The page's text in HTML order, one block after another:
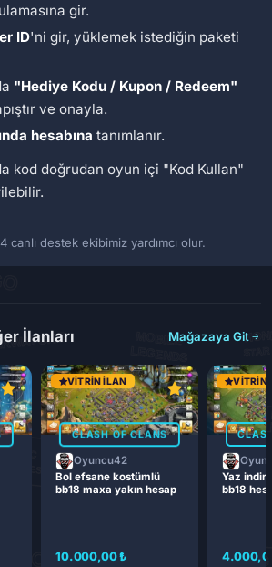
gir.
ID'ni gir, yüklemek istediğin paketi
"Hediye Kodu / Kupon / Redeem"
ve onayla.
hesabına tanımlanır.
kod doğrudan oyun içi "Kod Kullan"
canlı destek ekibimiz yardımcı olur.
İlanları Mağazaya Git
VITRIN İLAN
CLASH OF CLANS
Oyuncu42
Bol efsane kostümlü
bb18 maxa yakın hesap
10.000,00 ₺
VITRIN
Yaz
bb18